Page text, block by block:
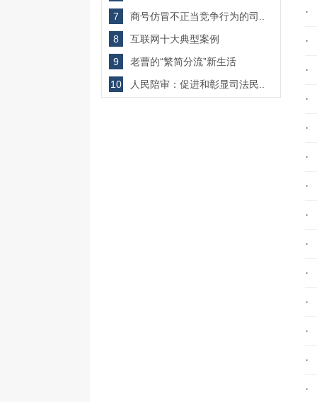
7
商号仿冒不正当竞争行为的司..
8
互联网十大典型案例
9
老曹的“繁简分流”新生活
10
人民陪审：促进和彰显司法民..
·
·
·
·
·
·
·
·
·
·
·
·
·
·